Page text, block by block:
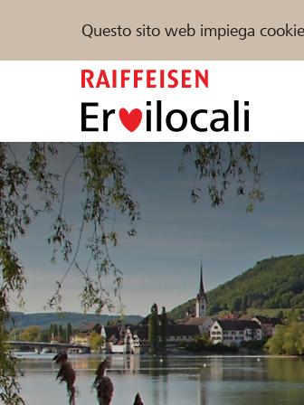
Questo sito web impiega
Sostenere Aiuto &
Trova progetti e organizzazioni
DE FR IT